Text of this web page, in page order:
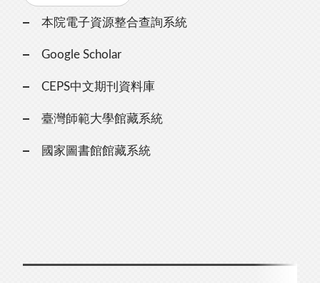
本院電子資源整合查詢系統
Google Scholar
CEPS中文期刊資料庫
臺灣師範大學館藏系統
國家圖書館館藏系統